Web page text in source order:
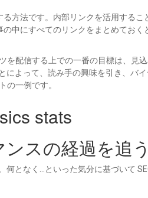
方法です。内部リンクを活用する
中にすべてのリンクをまとめてお
配信する上での一番の目標は、見
よって、読み手の興味を引き、バ
の一例です。
スの経過を追う
となく…といった気分に基づいて